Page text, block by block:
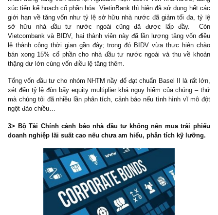
Ngày 11/11/2019, Ủy ban Thường vụ Quốc hội cho biết, việc
điều lệ cho các ngân hàng thương mại có vốn nhà nước là
trọng, đang được thẩm tra, báo cáo Quốc hội, Ủy ban
Quốc hội theo đúng quy trình. Do vậy, xin chưa thể hiện nội
trong dự thảo nghị quyết.
Theo đó, dự kiến hai trường hợp là Agribank và VietinBank sẽ
xúc tiến kế hoạch cổ phần hóa. VietinBank thì hiện đã sử dụng
giới hạn về tăng vốn như tỷ lệ sở hữu nhà nước đã giảm tối
sở hữu nhà đầu tư nước ngoài cũng đã được lấp đầy.
Vietcombank và BIDV, hai thành viên này đã lần lượng tăng
lệ thành công thời gian gần đây; trong đó BIDV vừa thực hiện
bán xong 15% cổ phần cho nhà đầu tư nước ngoài và thu về
thặng dư lớn cùng vốn điều lệ tăng thêm.
Tổng vốn đầu tư cho nhóm NHTM nầy để đạt chuẩn Basel II là